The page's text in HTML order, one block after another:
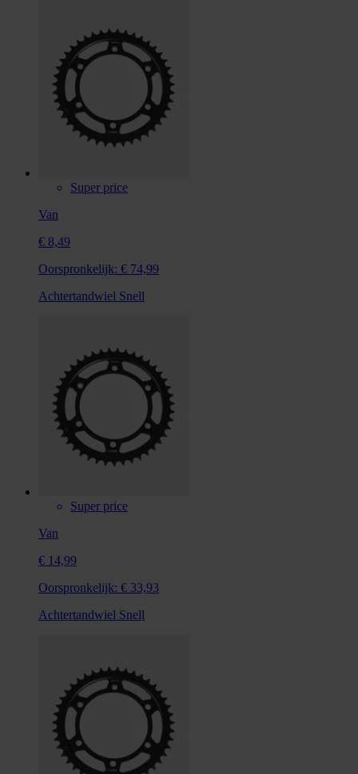
Super price
Van
€ 8,49
Oorspronkelijk: € 74,99
Achtertandwiel Snell
Super price
Van
€ 14,99
Oorspronkelijk: € 33,93
Achtertandwiel Snell